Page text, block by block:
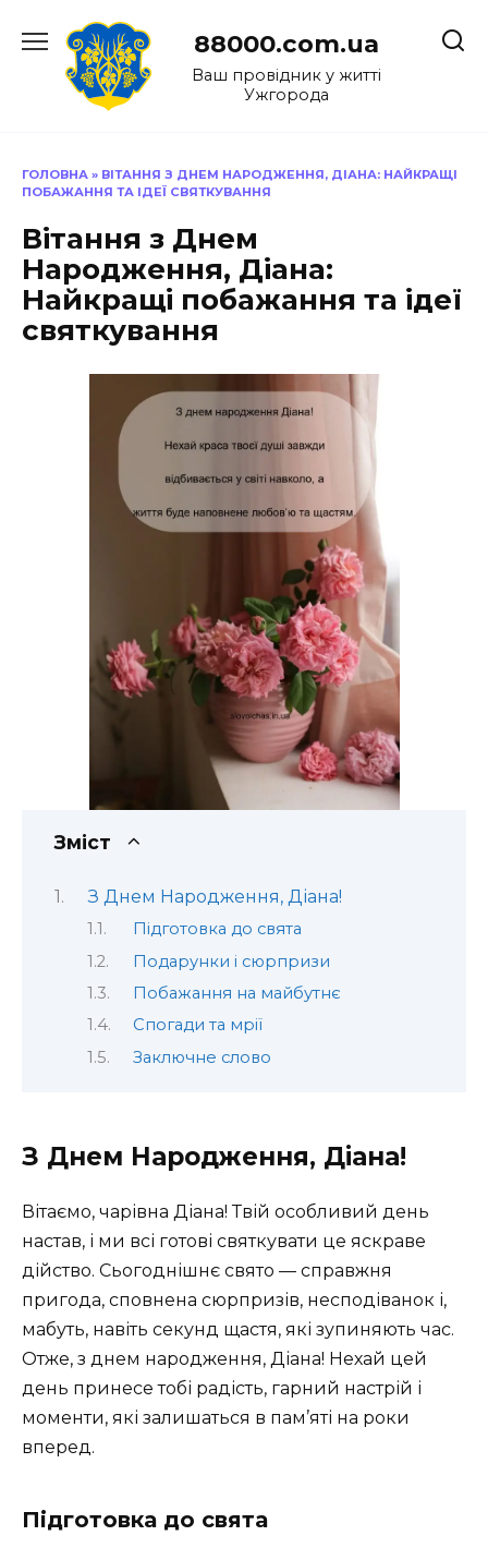
до
88000.com.ua
Ваш провідник у житті
Ужгорода
ГОЛОВНА » ВІТАННЯ З ДНЕМ НАРОДЖЕННЯ, ДІАНА: НАЙКРАЩІ
ПОБАЖАННЯ ТА ІДЕЇ СВЯТКУВАННЯ
Вітання з Днем
Народження, Діана:
Найкращі побажання та ідеї
святкування
Зміст
З Днем Народження, Діана!
Підготовка до свята
Подарунки і сюрпризи
Побажання на майбутнє
Спогади та мрії
Заключне слово
З Днем Народження, Діана!
Вітаємо, чарівна Діана! Твій особливий день
настав, і ми всі готові святкувати це яскраве
дійство. Сьогоднішнє свято — справжня
пригода, сповнена сюрпризів, несподіванок і,
мабуть, навіть секунд щастя, які зупиняють час.
Отже, з днем народження, Діана! Нехай цей
день принесе тобі радість, гарний настрій і
моменти, які залишаться в пам’яті на роки
вперед.
Підготовка до свята